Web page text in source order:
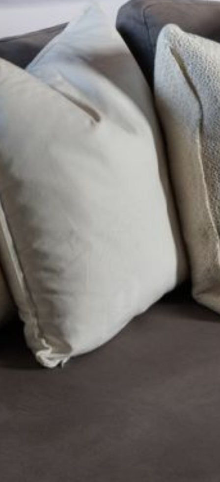
Ubicación
Contacto
Descubre el Empordà